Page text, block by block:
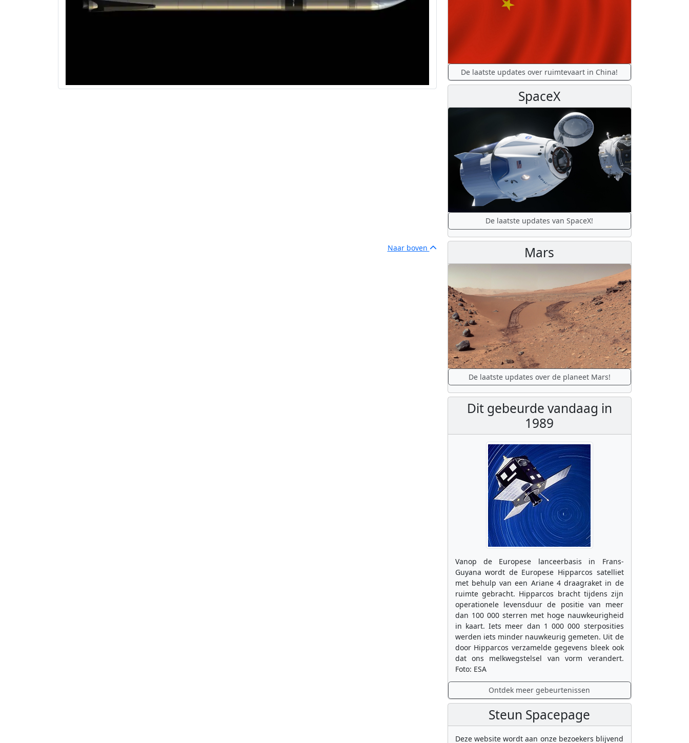
Naar boven
De laatste updates over ruimtevaart in China!
SpaceX
De laatste updates van SpaceX!
Mars
De laatste updates over de planeet Mars!
Dit gebeurde vandaag in
1989
Vanop de Europese lanceerbasis in Frans-
Guyana wordt de Europese Hipparcos satelliet
met behulp van een Ariane 4 draagraket in de
ruimte gebracht. Hipparcos bracht tijdens zijn
operationele levensduur de positie van meer
dan 100 000 sterren met hoge nauwkeurigheid
in kaart. Iets meer dan 1 000 000 sterposities
werden iets minder nauwkeurig gemeten. Uit de
door Hipparcos verzamelde gegevens bleek ook
dat ons melkwegstelsel van vorm verandert.
Foto: ESA
Ontdek meer gebeurtenissen
Steun Spacepage
Deze website wordt aan onze bezoekers blijvend